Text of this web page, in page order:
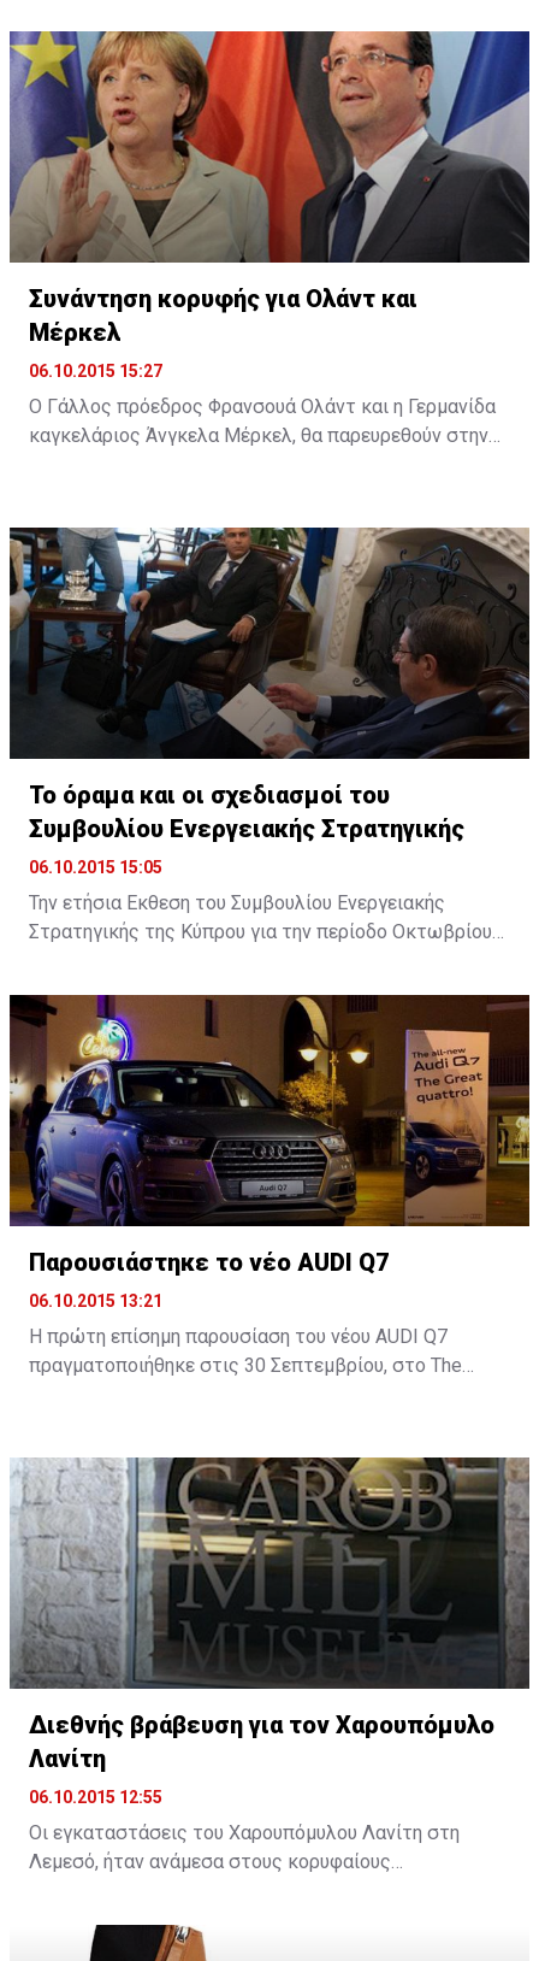
αναφέρει σχετική ανακοίνωση, με την υπογραφή του
Μανιφέστου το ΙΠΕ επιβεβαίωσε τη στήριξή του για
τη θέσπιση ενός πλαισίου για την υποστήριξη της
ίδρυσης και λειτουργίας νέων καινοτόμων
επιχειρήσεων στην Κύπρο, καθώς και τη βελτίωση του
επιχειρηματικού οικοσυστήματος.
Συνάντηση κορυφής για Ολάντ και
Μέρκελ
06.10.2015 15:27
Ο Γάλλος πρόεδρος Φρανσουά Ολάντ και η Γερμανίδα
καγκελάριος Άνγκελα Μέρκελ, θα παρευρεθούν στην
συζητήσουν με τους ευρωβουλευτές τα ζητήματα που
πρέπει να αντιμετωπίσει η ΕΕ.
Το όραμα και οι σχεδιασμοί του
Συμβουλίου Ενεργειακής Στρατηγικής
06.10.2015 15:05
Την ετήσια Εκθεση του Συμβουλίου Ενεργειακής
Στρατηγικής της Κύπρου για την περίοδο Οκτωβρίου
της Δημοκρατίας ο Πρόεδρος του Συμβουλίου
Ανδρέας Πουλλικάς. Παραλαμβάνοντας την Έκθεση, ο
Πρόεδρος Αναστασιάδης εξήρε το ρόλο του
Συμβουλίου και ανάλογων φορέων, σημειώνοντας ότι
θα υπάρχει ακόμη μεγαλύτερη αξιοποίηση του
επιστημονικού προσωπικού ...
Παρουσιάστηκε το νέο AUDI Q7
06.10.2015 13:21
H πρώτη επίσημη παρουσίαση του νέου AUDI Q7
πραγματοποιήθηκε στις 30 Σεπτεμβρίου, στο Τhe
Διεθνής βράβευση για τον Χαρουπόμυλο
Λανίτη
06.10.2015 12:55
Οι εγκαταστάσεις του Χαρουπόμυλου Λανίτη στη
Λεμεσό, ήταν ανάμεσα στους κορυφαίους
βραβεύτηκαν από τον Ευρωπαϊκό οργανισμό European
Cultural Tourism Network (ECTN), στο πλαίσιο των